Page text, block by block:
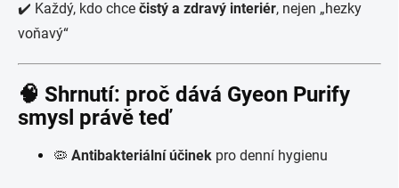
✔️ Každý, kdo chce čistý a zdravý interiér, nejen „hezky
voňavý“
🧠 Shrnutí: proč dává Gyeon Purify
smysl právě teď
🦠 Antibakteriální účinek pro denní hygienu